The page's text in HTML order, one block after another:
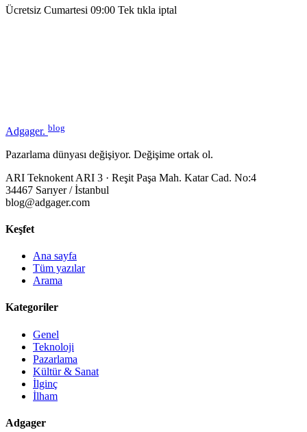
Ücretsiz Cumartesi 09:00 Tek tıkla iptal
Adgager. blog
Pazarlama dünyası değişiyor. Değişime ortak ol.
ARI Teknokent ARI 3 · Reşit Paşa Mah. Katar Cad. No:4
34467 Sarıyer / İstanbul
blog@adgager.com
Keşfet
Ana sayfa
Tüm yazılar
Arama
Kategoriler
Genel
Teknoloji
Pazarlama
Kültür & Sanat
İlginç
İlham
Adgager